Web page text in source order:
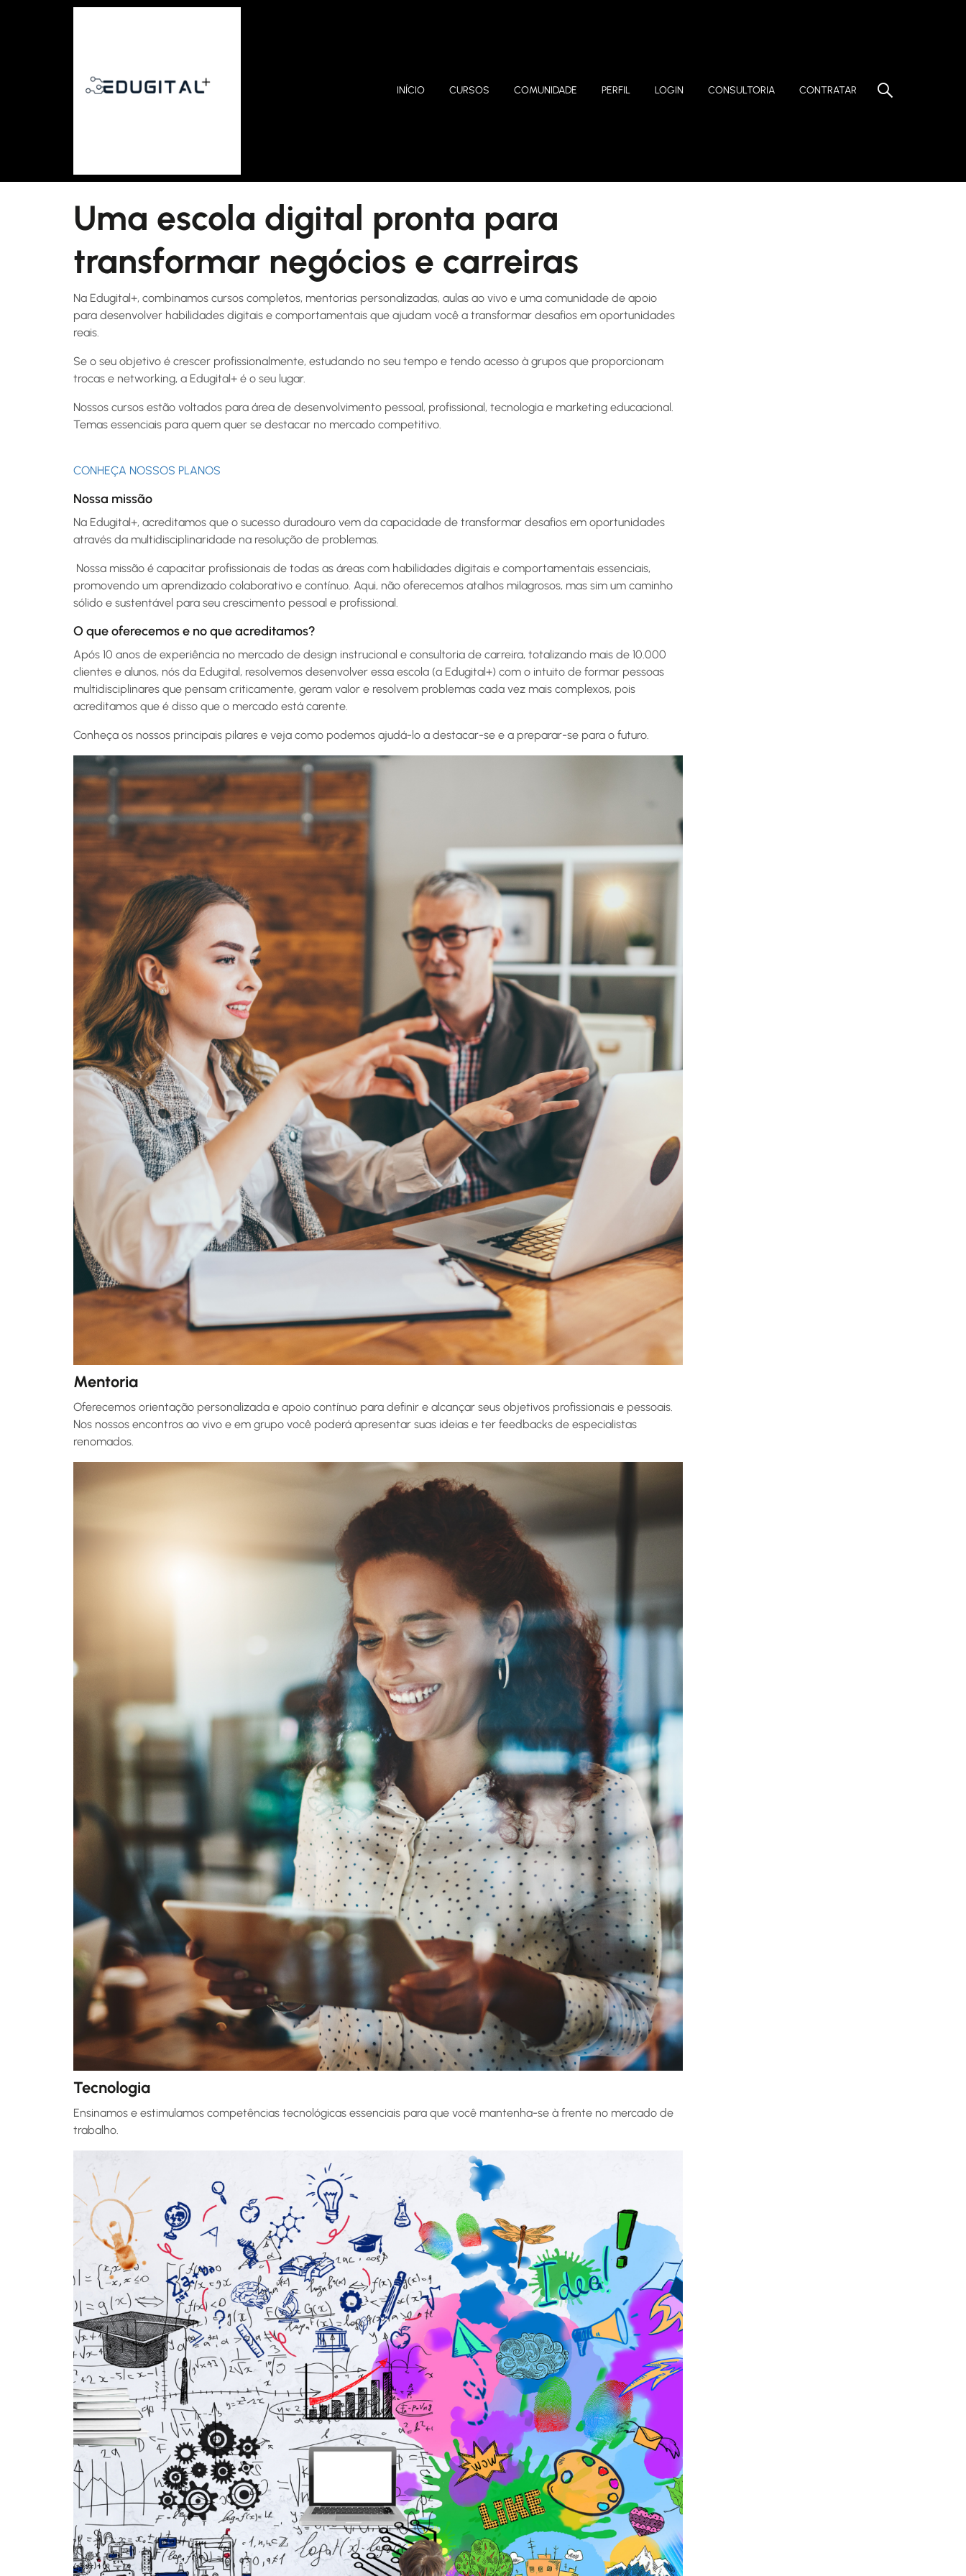
INÍCIO CURSOS COMUNIDADE PERFIL LOGIN CONSULTORIA CONTRATAR
Início
Uma escola digital pronta para
transformar negócios e carreiras
Na Edugital+, combinamos cursos completos, mentorias personalizadas, aulas ao vivo e uma comunidade de apoio
para desenvolver habilidades digitais e comportamentais que ajudam você a transformar desafios em oportunidades
reais.
Se o seu objetivo é crescer profissionalmente, estudando no seu tempo e tendo acesso à grupos que proporcionam
trocas e networking, a Edugital+ é o seu lugar.
Nossos cursos estão voltados para área de desenvolvimento pessoal, profissional, tecnologia e marketing educacional.
Temas essenciais para quem quer se destacar no mercado competitivo.
CONHEÇA NOSSOS PLANOS
Nossa missão
Na Edugital+, acreditamos que o sucesso duradouro vem da capacidade de transformar desafios em oportunidades
através da multidisciplinaridade na resolução de problemas.
Nossa missão é capacitar profissionais de todas as áreas com habilidades digitais e comportamentais essenciais,
promovendo um aprendizado colaborativo e contínuo. Aqui, não oferecemos atalhos milagrosos, mas sim um caminho
sólido e sustentável para seu crescimento pessoal e profissional.
O que oferecemos e no que acreditamos?
Após 10 anos de experiência no mercado de design instrucional e consultoria de carreira, totalizando mais de 10.000
clientes e alunos, nós da Edugital, resolvemos desenvolver essa escola (a Edugital+) com o intuito de formar pessoas
multidisciplinares que pensam criticamente, geram valor e resolvem problemas cada vez mais complexos, pois
acreditamos que é disso que o mercado está carente.
Conheça os nossos principais pilares e veja como podemos ajudá-lo a destacar-se e a preparar-se para o futuro.
Mentoria
Oferecemos orientação personalizada e apoio contínuo para definir e alcançar seus objetivos profissionais e pessoais.
Nos nossos encontros ao vivo e em grupo você poderá apresentar suas ideias e ter feedbacks de especialistas
renomados.
Tecnologia
Ensinamos e estimulamos competências tecnológicas essenciais para que você mantenha-se à frente no mercado de
trabalho.